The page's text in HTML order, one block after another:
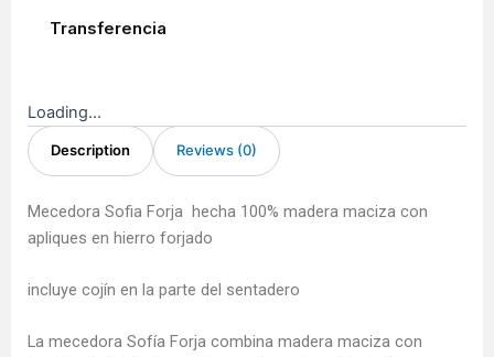
Transferencia
Loading...
Description Reviews (0)
Mecedora Sofia Forja hecha 100% madera maciza con
apliques en hierro forjado
incluye cojín en la parte del sentadero
La mecedora Sofía Forja combina madera maciza con